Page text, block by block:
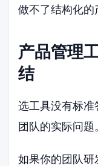
做不了结构化的
产品管理
结
选工具没有标
团队的实际问题
如果你的团队